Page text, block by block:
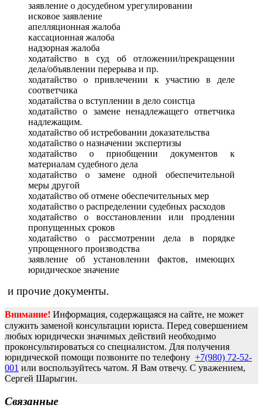
заявление о досудебном урегулировании
исковое заявление
апелляционная жалоба
кассационная жалоба
надзорная жалоба
ходатайство в суд об отложении/прекращении
дела/объявлении перерыва и пр.
ходатайство о привлечении к участию в деле
соответчика
ходатайства о вступлении в дело соистца
ходатайство о замене ненадлежащего ответчика
надлежащим.
ходатайство об истребовании доказательства
ходатайство о назначении экспертизы
ходатайство о приобщении документов к
материалам судебного дела
ходатайство о замене одной обеспечительной
меры другой
ходатайство об отмене обеспечительных мер
ходатайство о распределении судебных расходов
ходатайство о восстановлении или продлении
пропущенных сроков
ходатайство о рассмотрении дела в порядке
упрощенного производства
заявление об установлении фактов, имеющих
юридическое значение
и прочие документы.
Внимание! Информация, содержащаяся на сайте, не может
служить заменой консультации юриста. Перед совершением
любых юридически значимых действий необходимо
проконсультироваться со специалистом. Для получения
юридической помощи позвоните по телефону +7(980) 72-52-
001 или воспользуйтесь чатом. Я Вам отвечу. С уважением,
Сергей Шарыгин.
Связанные